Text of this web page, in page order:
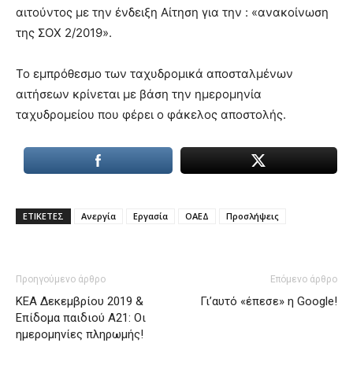
αιτούντος με την ένδειξη Αίτηση για την : «ανακοίνωση
της ΣΟΧ 2/2019».
Το εμπρόθεσμο των ταχυδρομικά αποσταλμένων
αιτήσεων κρίνεται με βάση την ημερομηνία
ταχυδρομείου που φέρει ο φάκελος αποστολής.
ΕΤΙΚΕΤΕΣ Ανεργία Εργασία ΟΑΕΔ Προσλήψεις
Προηγούμενο άρθρο
ΚΕΑ Δεκεμβρίου 2019 &
Επίδομα παιδιού Α21: Οι
ημερομηνίες πληρωμής!
Επόμενο άρθρο
Γι’αυτό «έπεσε» η Google!